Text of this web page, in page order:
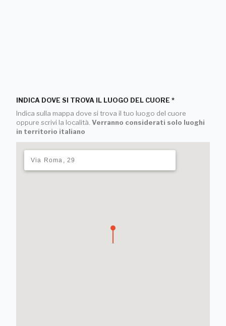
INDICA DOVE SI TROVA IL LUOGO DEL CUORE *
Indica sulla mappa dove si trova il tuo luogo del cuore
oppure scrivi la località. Verranno considerati solo luoghi
in territorio italiano